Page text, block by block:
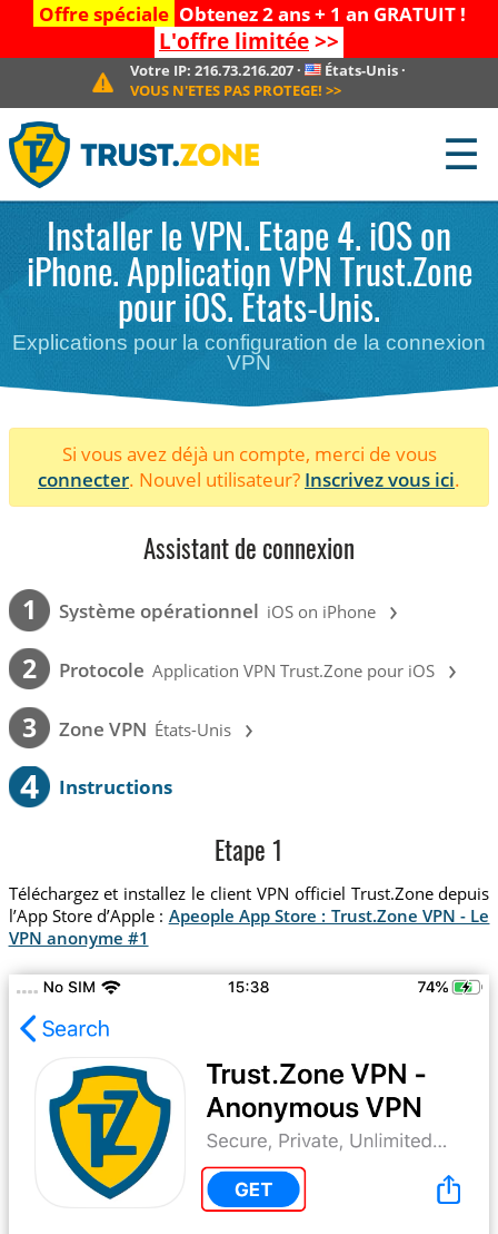
Offre spéciale Obtenez 2 ans + 1 an GRATUIT !
L'offre limitée>>
Votre IP: 216.73.216.207· États-Unis ·
VOUS N'ETES PAS PROTEGE! >>
☰
Installer le VPN. Etape 4. iOS on
iPhone. Application VPN Trust.Zone
pour iOS. États-Unis.
Explications pour la configuration de la connexion
VPN
Si vous avez déjà un compte, merci de vous
connecter. Nouvel utilisateur? Inscrivez vous ici.
Assistant de connexion
1 Système opérationnel iOS on iPhone ›
2 Protocole Application VPN Trust.Zone pour iOS ›
3 Zone VPN États-Unis ›
4 Instructions
Etape 1
Téléchargez et installez le client VPN officiel Trust.Zone depuis
l’App Store d’Apple : Apeople App Store : Trust.Zone VPN - Le
VPN anonyme #1